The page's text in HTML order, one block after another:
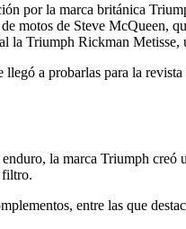
por la marca británica
motos de Steve McQueen,
la Triumph Rickman Metisse,
llegó a probarlas para la
la marca Triumph
filtro.
entre las que